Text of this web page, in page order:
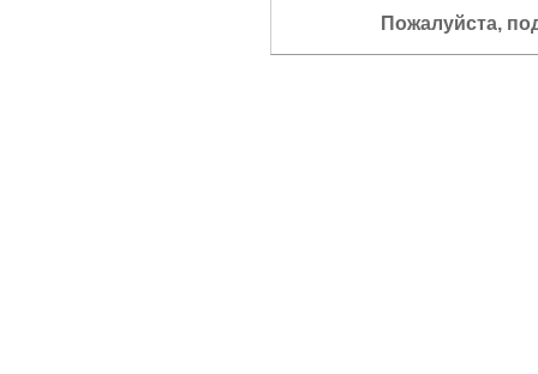
Пожалуйста,